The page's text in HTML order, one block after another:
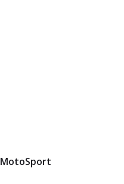
MotoSport